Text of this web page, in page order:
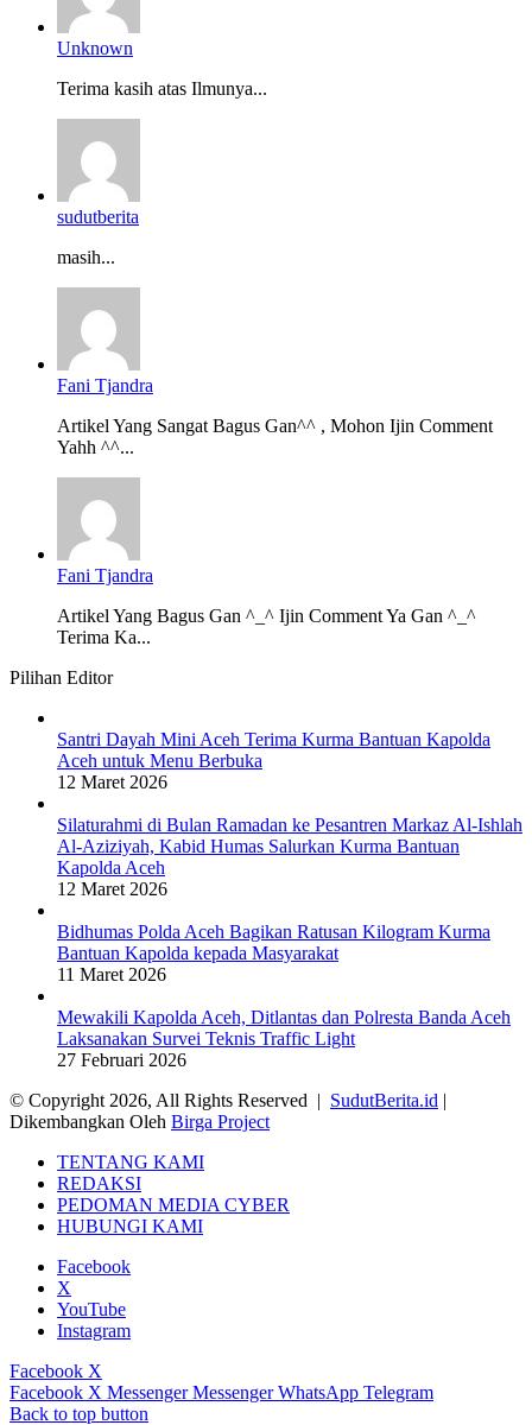
Unknown
Terima kasih atas Ilmunya...
sudutberita
masih...
Fani Tjandra
Artikel Yang Sangat Bagus Gan^^ , Mohon Ijin Comment
Yahh ^^...
Fani Tjandra
Artikel Yang Bagus Gan ^_^ Ijin Comment Ya Gan ^_^
Terima Ka...
Pilihan Editor
Santri Dayah Mini Aceh Terima Kurma Bantuan Kapolda
Aceh untuk Menu Berbuka
12 Maret 2026
Silaturahmi di Bulan Ramadan ke Pesantren Markaz Al-Ishlah
Al-Aziziyah, Kabid Humas Salurkan Kurma Bantuan
Kapolda Aceh
12 Maret 2026
Bidhumas Polda Aceh Bagikan Ratusan Kilogram Kurma
Bantuan Kapolda kepada Masyarakat
11 Maret 2026
Mewakili Kapolda Aceh, Ditlantas dan Polresta Banda Aceh
Laksanakan Survei Teknis Traffic Light
27 Februari 2026
© Copyright 2026, All Rights Reserved | SudutBerita.id |
Dikembangkan Oleh Birga Project
TENTANG KAMI
REDAKSI
PEDOMAN MEDIA CYBER
HUBUNGI KAMI
Facebook
X
YouTube
Instagram
Facebook X
Facebook X Messenger Messenger WhatsApp Telegram
Back to top button